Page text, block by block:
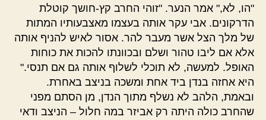
"הו, לא," אמר הנער. "זוהי החרב קץ-חושך קוטלת
הדרקונים. אבי עקר אותה בעצמו מאצבעותיו המתות
של מלך הצל אשר מעבר להר. אסור לאיש להניף אותה
אלא אם ליבו טהור ושלם ובכוונתו להכות את כוחות
האופל. למעשה, לא תוכלי לשלוף אותה גם אם תנסי."
היא אחזה בנדן ביד אחת ומשכה בניצב באחרת.
ובאמת, הלהב לא נשלף מתוך הנדן, מן הסתם מפני
שהחרב כולה היתה רק אביזר במה חלול – הניצב ודאי